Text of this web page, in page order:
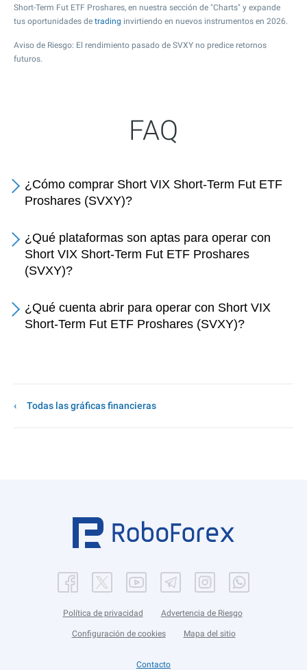
Short-Term Fut ETF Proshares, en nuestra sección de "Charts" y expande
tus oportunidades de trading invirtiendo en nuevos instrumentos en 2026.
Aviso de Riesgo: El rendimiento pasado de SVXY no predice retornos
futuros.
FAQ
¿Cómo comprar Short VIX Short-Term Fut ETF
Proshares (SVXY)?
¿Qué plataformas son aptas para operar con
Short VIX Short-Term Fut ETF Proshares
(SVXY)?
¿Qué cuenta abrir para operar con Short VIX
Short-Term Fut ETF Proshares (SVXY)?
Todas las gráficas financieras
Política de privacidad Advertencia de Riesgo
Configuración de cookies Mapa del sitio
Contacto